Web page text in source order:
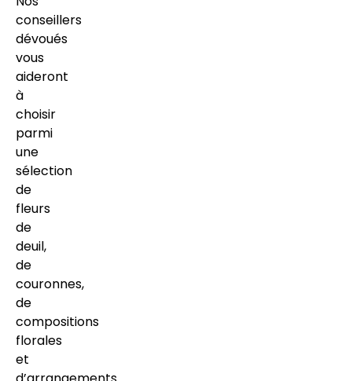
conseillers
dévoués
vous
aideront
à
choisir
parmi
une
sélection
de
fleurs
de
deuil,
de
couronnes,
de
compositions
florales
et